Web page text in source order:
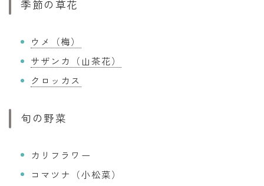
季節の草花
ウメ（梅）
サザンカ（山茶花）
クロッカス
旬の野菜
カリフラワー
コマツナ（小松菜）